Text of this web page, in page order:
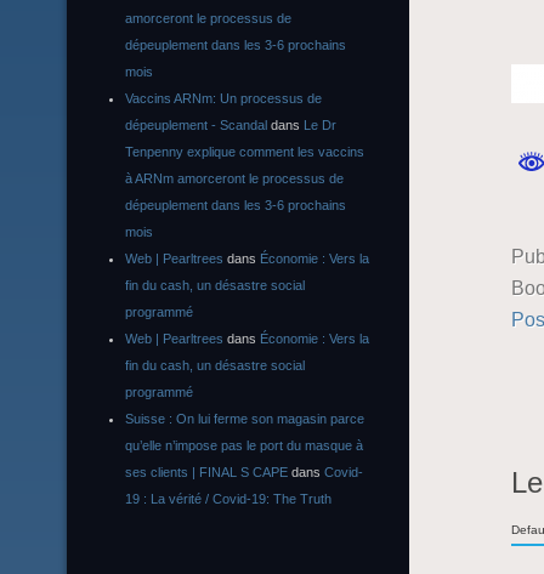
amorceront le processus de
dépeuplement dans les 3-6 prochains
mois
Vaccins ARNm: Un processus de
dépeuplement - Scandal dans Le Dr
Tenpenny explique comment les vaccins
à ARNm amorceront le processus de
dépeuplement dans les 3-6 prochains
mois
Web | Pearltrees dans Économie : Vers la
fin du cash, un désastre social
programmé
Web | Pearltrees dans Économie : Vers la
fin du cash, un désastre social
programmé
Suisse : On lui ferme son magasin parce
qu’elle n’impose pas le port du masque à
ses clients | FINAL S CAPE dans Covid-
19 : La vérité / Covid-19: The Truth